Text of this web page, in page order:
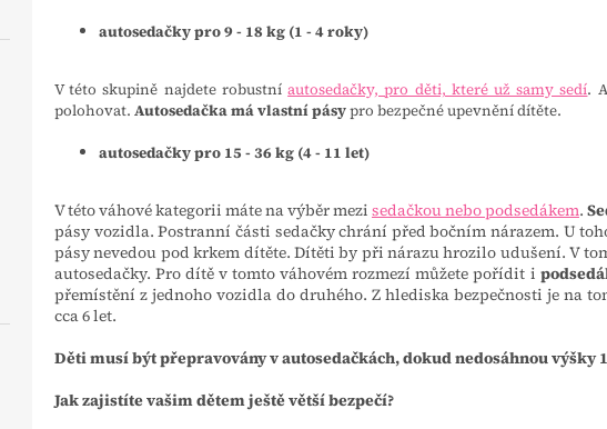
autosedačky pro 9 - 18 kg (1 - 4 roky)
V této skupině najdete robustníautosedačky, pro děti, které už samy sedí.
polohovat. Autosedačka má vlastní pásypro bezpečné upevnění dítěte.
autosedačky pro 15 - 36 kg (4 - 11 let)
V této váhové kategorii máte na výběr mezi sedačkou nebo podsedákem.
pásy vozidla. Postranní části sedačky chrání před bočním nárazem. U
pásy nevedou pod krkem dítěte. Dítěti by při nárazu hrozilo udušení. V
autosedačky. Pro dítě v tomto váhovém rozmezí můžete pořídit i
přemístění z jednoho vozidla do druhého. Z hlediska bezpečnosti je na
cca 6 let.
Děti musí být přepravovány v autosedačkách, dokud nedosáhnou výšky
Jak zajistíte vašim dětem ještě větší bezpečí?